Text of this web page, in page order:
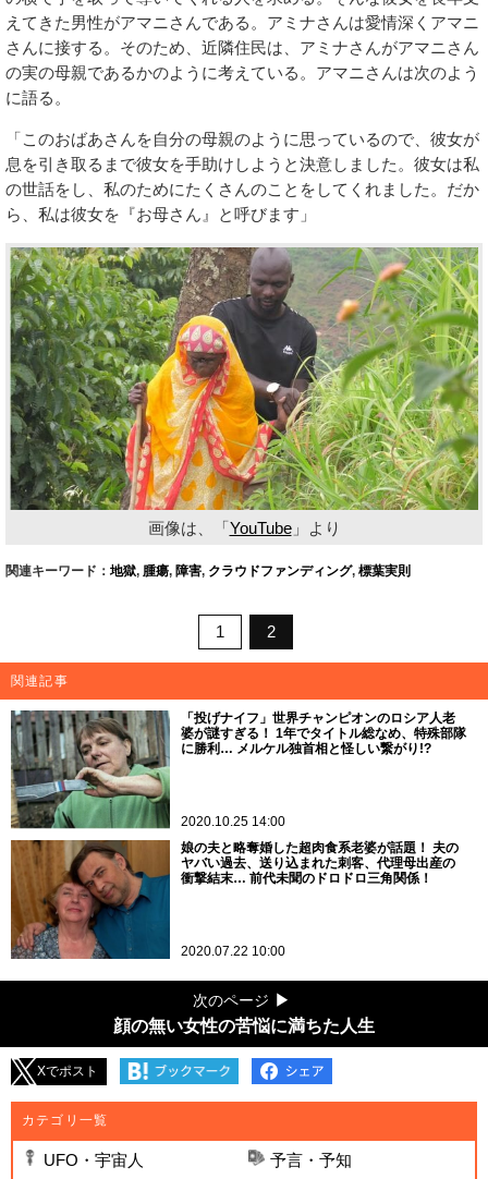
えてきた男性がアマニさんである。アミナさんは愛情深くアマニ
さんに接する。そのため、近隣住民は、アミナさんがアマニさん
の実の母親であるかのように考えている。アマニさんは次のよう
に語る。
「このおばあさんを自分の母親のように思っているので、彼女が
息を引き取るまで彼女を手助けしようと決意しました。彼女は私
の世話をし、私のためにたくさんのことをしてくれました。だか
ら、私は彼女を『お母さん』と呼びます」
画像は、「YouTube」より
関連キーワード： 地獄, 腫瘍, 障害, クラウドファンディング, 標葉実則
1 2
関連記事
「投げナイフ」世界チャンピオンのロシア人老
婆が謎すぎる！ 1年でタイトル総なめ、特殊部隊
に勝利… メルケル独首相と怪しい繋がり!?
2020.10.25 14:00
娘の夫と略奪婚した超肉食系老婆が話題！ 夫の
ヤバい過去、送り込まれた刺客、代理母出産の
衝撃結末… 前代未聞のドロドロ三角関係！
2020.07.22 10:00
次のページ
顔の無い女性の苦悩に満ちた人生
Xでポスト
カテゴリ一覧
UFO・宇宙人
予言・予知